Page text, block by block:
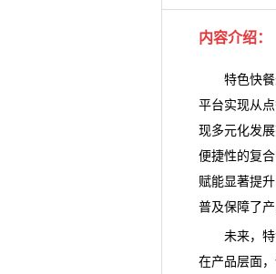
内容介绍：
特色快餐
平台实现从
现多元化发
便捷性的复
赋能显著提
普及保障了
未来，特色
在产品层面